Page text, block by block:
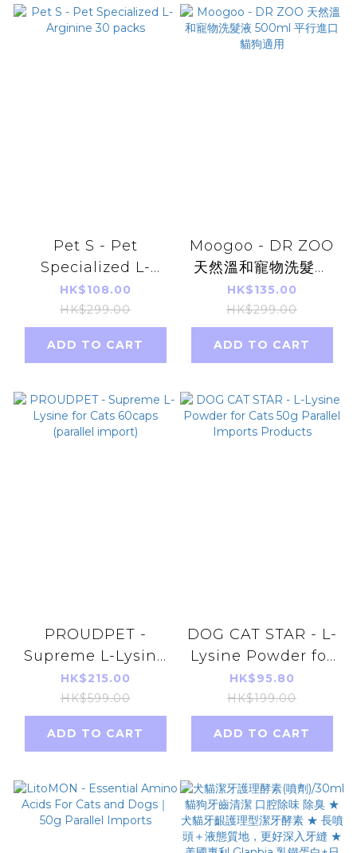
Pet S - Pet
Specialized L-
Arginine 30 packs
HK$108.00
HK$299.00
ADD TO CART
Moogoo - DR ZOO
天然溫和寵物洗髮液
500ml 平行進口 貓狗
適用
HK$135.00
HK$299.00
ADD TO CART
PROUDPET -
Supreme L-Lysine
for Cats 60caps
(parallel import)
HK$215.00
HK$599.00
ADD TO CART
DOG CAT STAR - L-
Lysine Powder for
Cats 50g Parallel
Imports Products
HK$95.80
HK$199.00
ADD TO CART